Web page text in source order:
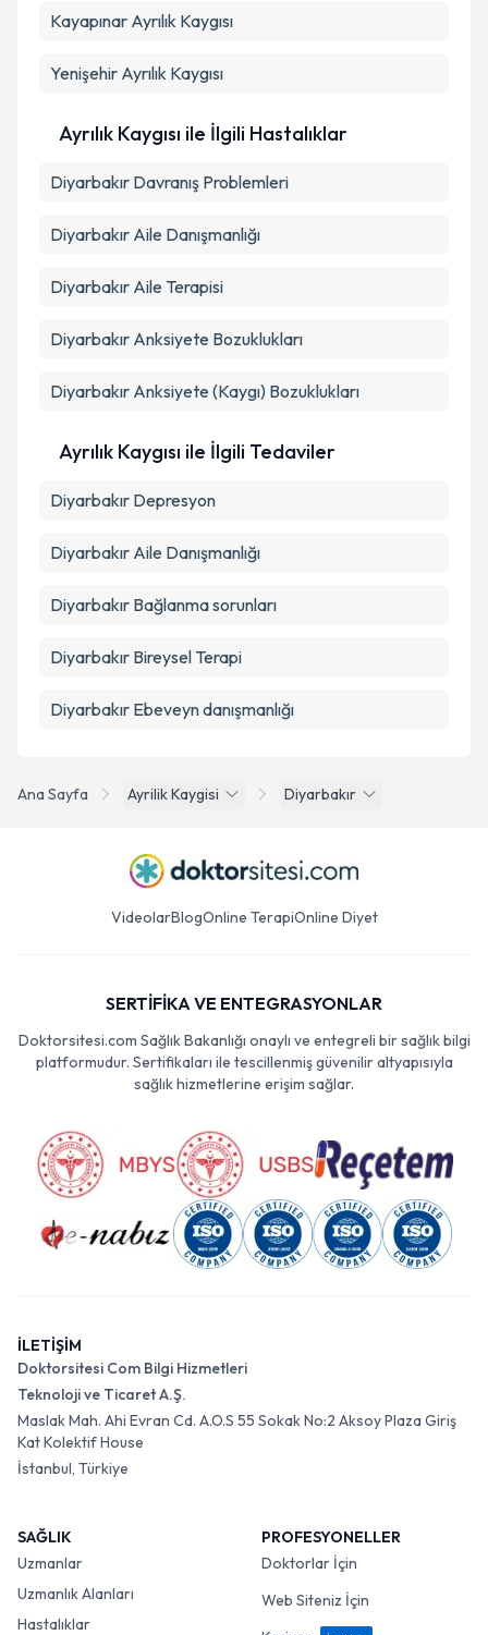
Metni'ni okudum ve kişisel verilerimin belirtilen
Ana Sayfa Ayrilik Kaygisi Diyarbakır
Kayapınar Ayrılık Kaygısı
Yenişehir Ayrılık Kaygısı
Ayrılık Kaygısı ile İlgili Hastalıklar
Diyarbakır Davranış Problemleri
Diyarbakır Aile Danışmanlığı
Diyarbakır Aile Terapisi
Diyarbakır Anksiyete Bozuklukları
Diyarbakır Anksiyete (Kaygı) Bozuklukları
Ayrılık Kaygısı ile İlgili Tedaviler
Diyarbakır Depresyon
Diyarbakır Aile Danışmanlığı
Diyarbakır Bağlanma sorunları
Diyarbakır Bireysel Terapi
Diyarbakır Ebeveyn danışmanlığı
VideolarBlogOnline TerapiOnline Diyet
SERTİFİKA VE ENTEGRASYONLAR
Doktorsitesi.com Sağlık Bakanlığı onaylı ve entegreli bir sağlık bilgi
platformudur. Sertifikaları ile tescillenmiş güvenilir altyapısıyla
sağlık hizmetlerine erişim sağlar.
İLETİŞİM
Doktorsitesi Com Bilgi Hizmetleri
Teknoloji ve Ticaret A.Ş.
Maslak Mah. Ahi Evran Cd. A.O.S 55 Sokak No:2 Aksoy Plaza Giriş
Kat Kolektif House
İstanbul, Türkiye
SAĞLIK
Uzmanlar
Uzmanlık Alanları
Hastalıklar
PROFESYONELLER
Doktorlar İçin
Web Siteniz İçin